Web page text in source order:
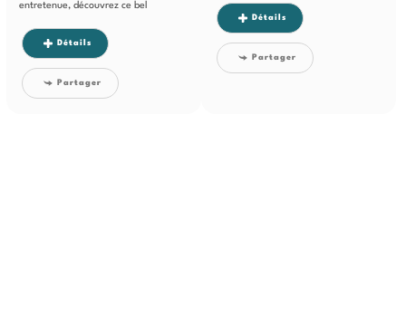
entretenue, découvrez ce bel
Détails
Partager
Détails
Partager